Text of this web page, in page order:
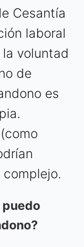
Cesantía
laboral
voluntad
de
es
puedo